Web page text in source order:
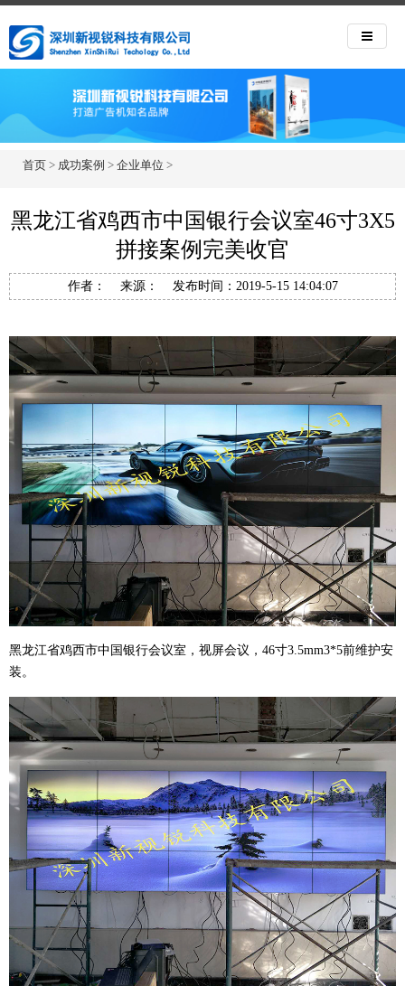
首页 > 成功案例 > 企业单位 >
黑龙江省鸡西市中国银行会议室46寸3X5
拼接案例完美收官
作者： 来源： 发布时间：2019-5-15 14:04:07
黑龙江省鸡西市中国银行会议室，视屏会议，46寸3.5mm3*5前维护安
装。